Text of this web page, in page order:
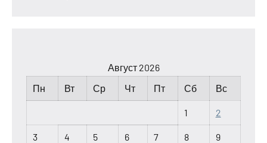
Август 2026
Пн
Вт Ср Чт Пт Сб Вс
1 2
3 4 5 6 7 8 9